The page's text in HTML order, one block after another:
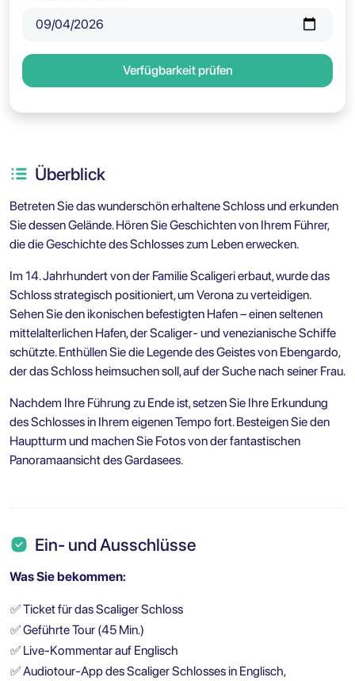
Verfügbarkeit prüfen
Überblick
Betreten Sie das wunderschön erhaltene Schloss und erkunden
Sie dessen Gelände. Hören Sie Geschichten von Ihrem Führer,
die die Geschichte des Schlosses zum Leben erwecken.
Im 14. Jahrhundert von der Familie Scaligeri erbaut, wurde das
Schloss strategisch positioniert, um Verona zu verteidigen.
Sehen Sie den ikonischen befestigten Hafen – einen seltenen
mittelalterlichen Hafen, der Scaliger- und venezianische Schiffe
schützte. Enthüllen Sie die Legende des Geistes von Ebengardo,
der das Schloss heimsuchen soll, auf der Suche nach seiner Frau.
Nachdem Ihre Führung zu Ende ist, setzen Sie Ihre Erkundung
des Schlosses in Ihrem eigenen Tempo fort. Besteigen Sie den
Hauptturm und machen Sie Fotos von der fantastischen
Panoramaansicht des Gardasees.
Ein- und Ausschlüsse
Was Sie bekommen:
✅Ticket für das Scaliger Schloss
✅Geführte Tour (45 Min.)
✅ Live-Kommentar auf Englisch
✅Audiotour-App des Scaliger Schlosses in Englisch,